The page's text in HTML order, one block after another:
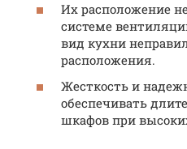
Их расположение
системе
вид кухни
расположения.
Жесткость и
обеспечивать
шкафов при